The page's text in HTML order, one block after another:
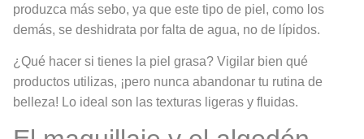
produzca más sebo, ya que este tipo de piel, como los
demás, se deshidrata por falta de agua, no de lípidos.
¿Qué hacer si tienes la piel grasa? Vigilar bien qué
productos utilizas, ¡pero nunca abandonar tu rutina de
belleza! Lo ideal son las texturas ligeras y fluidas.